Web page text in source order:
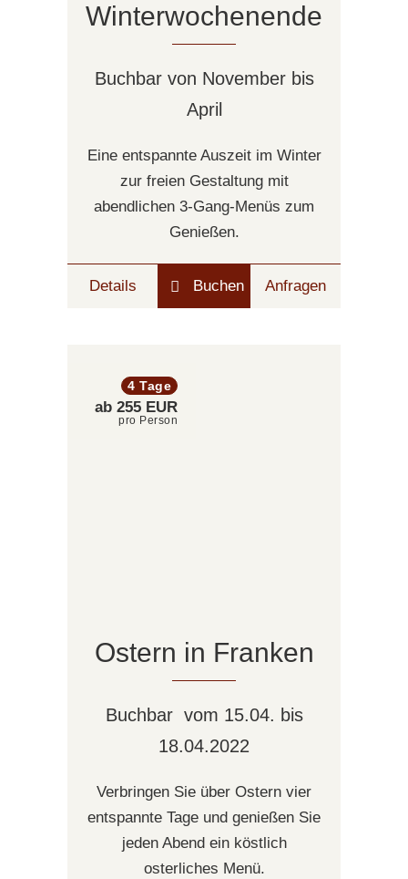
Winterwochenende
Buchbar von November bis
April
Eine entspannte Auszeit im Winter
zur freien Gestaltung mit
abendlichen 3-Gang-Menüs zum
Genießen.
Details Buchen Anfragen
4 Tage
ab 255 EUR
pro Person
Ostern in Franken
Buchbar vom 15.04. bis
18.04.2022
Verbringen Sie über Ostern vier
entspannte Tage und genießen Sie
jeden Abend ein köstlich
osterliches Menü.